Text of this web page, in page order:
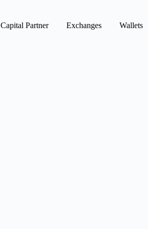
Capital Partner Exchanges Wallets